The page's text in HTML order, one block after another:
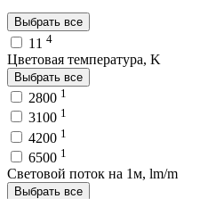
Выбрать все
11 4
Цветовая температура, K
Выбрать все
2800 1
3100 1
4200 1
6500 1
Световой поток на 1м, lm/m
Выбрать все